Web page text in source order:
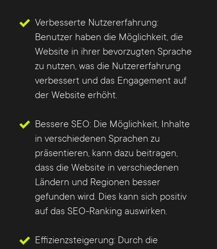
Verbesserte Nutzererfahrung:
Benutzer haben die Möglichkeit, die
Website in ihrer bevorzugten Sprache
zu nutzen, was die Nutzererfahrung
verbessert und das Engagement auf
der Website erhöht.
Bessere SEO: Die Möglichkeit, Inhalte
in verschiedenen Sprachen zu
präsentieren, kann dazu beitragen,
dass die Website in verschiedenen
Ländern und Regionen besser
gefunden wird. Dies kann sich positiv
auf das SEO-Ranking auswirken.
Effizienzsteigerung: Durch die